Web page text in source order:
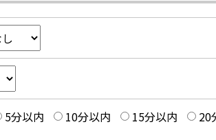
5分以内 10分以内 15分以内
20